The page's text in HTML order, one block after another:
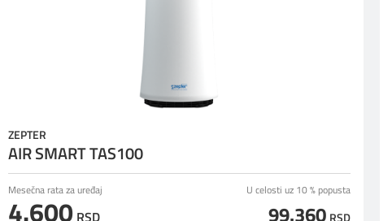
ZEPTER
AIR SMART TAS100
Mesečna rata za uređaj
4.600 RSD
U celosti uz 10 % popusta
99.360 RSD